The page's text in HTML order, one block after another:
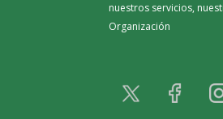
nuestros servicios,
Organización